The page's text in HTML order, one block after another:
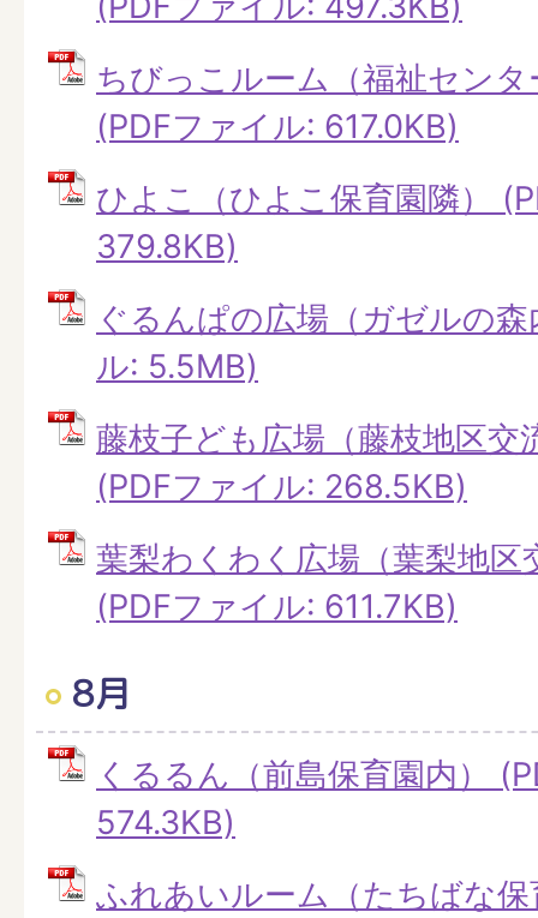
ちびっこルーム（福祉セン
(PDFファイル: 617.0KB)
ひよこ（ひよこ保育園隣）
379.8KB)
ぐるんぱの広場（ガゼルの
ル: 5.5MB)
藤枝子ども広場（藤枝地区交
(PDFファイル: 268.5KB)
葉梨わくわく広場（葉梨地区
(PDFファイル: 611.7KB)
8月
くるるん（前島保育園内）
574.3KB)
ふれあいルーム（たちばな